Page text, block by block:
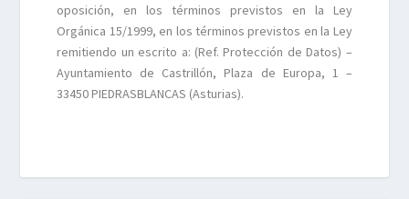
oposición, en los términos previstos en la Ley
Orgánica 15/1999, en los términos previstos en la Ley
remitiendo un escrito a: (Ref. Protección de Datos) –
Ayuntamiento de Castrillón, Plaza de Europa, 1 –
33450 PIEDRASBLANCAS (Asturias).